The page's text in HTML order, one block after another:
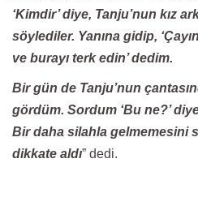
‘Kimdir’ diye, Tanju’nun kız
söylediler. Yanına gidip,
ve burayı terk edin’ dedim.
Bir gün de Tanju’nun
gördüm. Sordum ‘Bu ne?’
Bir daha silahla gelmemesini
dikkate aldı” dedi.